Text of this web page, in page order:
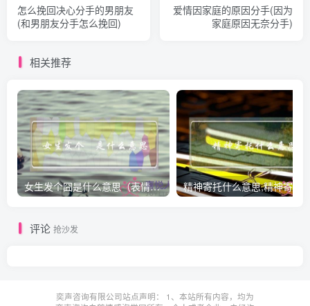
怎么挽回决心分手的男朋友
(和男朋友分手怎么挽回)
爱情因家庭的原因分手(因为
家庭原因无奈分手)
相关推荐
女生发个囧是什么意思（表情囧的含义）
评论 抢沙发
奕声咨询有限公司站点声明： 1、本站所有内容，均为